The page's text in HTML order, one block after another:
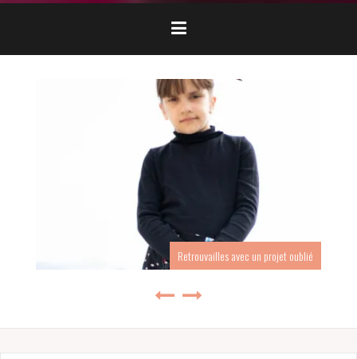
Retrouvailles avec un projet oublié